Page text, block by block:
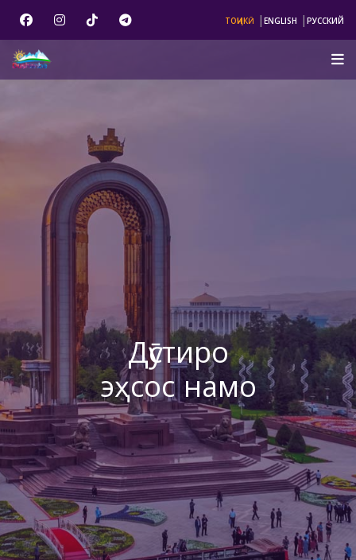
ТОҶИКӢ | ENGLISH | РУССКИЙ
Дӯстиро
эҳсос намо